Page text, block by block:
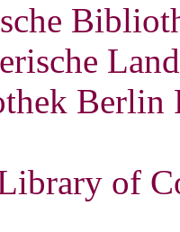
Berlin
of